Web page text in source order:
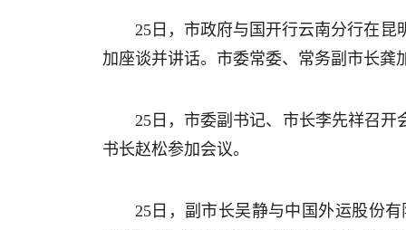
25日，市政府与国开行云南分行在
加座谈并讲话。市委常委、常务副市长龚
25日，市委副书记、市长李先祥召
书长赵松参加会议。
25日，副市长吴静与中国外运股份